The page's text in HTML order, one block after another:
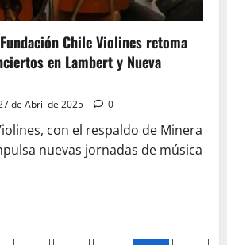
Chile Violines retoma
en Lambert y Nueva
de Abril de 2025 0
con el respaldo de Minera
nuevas jornadas de música